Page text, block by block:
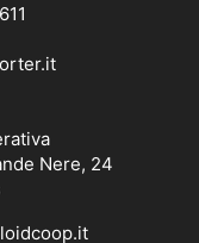
Nere, 24